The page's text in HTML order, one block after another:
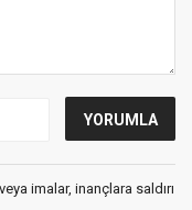
imalar, inançlara saldırı